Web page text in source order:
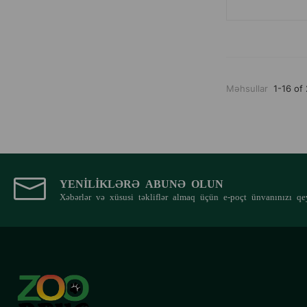
Məhsullar 1-16 of
YENILIKLƏRƏ ABUNƏ OLUN
Xəbərlər və xüsusi təkliflər almaq üçün e-poçt ünvanınızı